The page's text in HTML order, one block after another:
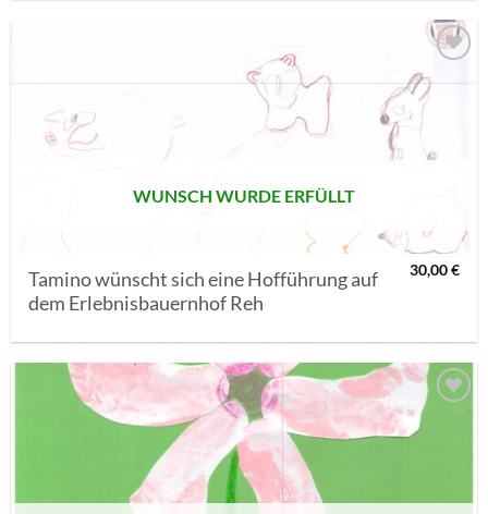
AUF MEINE
MERKLISTE
SETZEN
WUNSCH WURDE ERFÜLLT
Tamino wünscht sich eine Hofführung auf
dem Erlebnisbauernhof Reh
30,00€
AUF MEINE
MERKLISTE